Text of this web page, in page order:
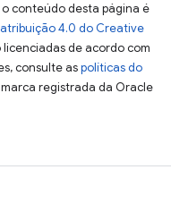
conteúdo desta página é
4.0 do Creative
licenciadas de acordo com
consulte aspolíticas do
marca registrada da Oracle